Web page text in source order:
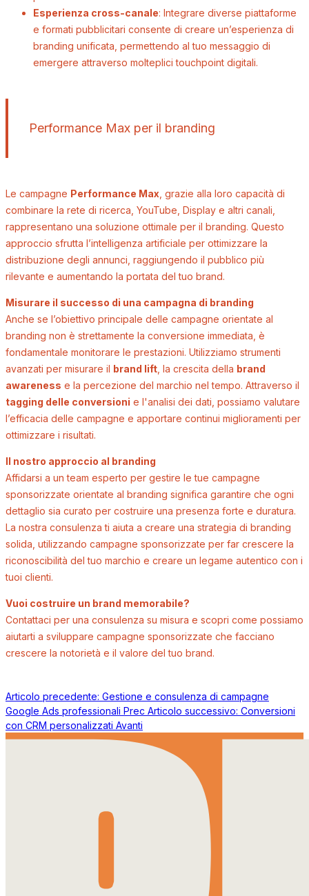
Esperienza cross-canale: Integrare diverse piattaforme
e formati pubblicitari consente di creare un’esperienza di
branding unificata, permettendo al tuo messaggio di
emergere attraverso molteplici touchpoint digitali.
Performance Max per il branding
Le campagne Performance Max , grazie alla loro capacità di
combinare la rete di ricerca, YouTube, Display e altri canali,
rappresentano una soluzione ottimale per il branding. Questo
approccio sfrutta l’intelligenza artificiale per ottimizzare la
distribuzione degli annunci, raggiungendo il pubblico più
rilevante e aumentando la portata del tuo brand.
Misurare il successo di una campagna di branding
Anche se l’obiettivo principale delle campagne orientate al
branding non è strettamente la conversione immediata, è
fondamentale monitorare le prestazioni. Utilizziamo strumenti
avanzati per misurare il brand lift , la crescita della brand
awareness e la percezione del marchio nel tempo. Attraverso il
tagging delle conversioni e l'analisi dei dati, possiamo valutare
l’efficacia delle campagne e apportare continui miglioramenti per
ottimizzare i risultati.
Il nostro approccio al branding
Affidarsi a un team esperto per gestire le tue campagne
sponsorizzate orientate al branding significa garantire che ogni
dettaglio sia curato per costruire una presenza forte e duratura.
La nostra consulenza ti aiuta a creare una strategia di branding
solida, utilizzando campagne sponsorizzate per far crescere la
riconoscibilità del tuo marchio e creare un legame autentico con i
tuoi clienti.
Vuoi costruire un brand memorabile?
Contattaci per una consulenza su misura e scopri come possiamo
aiutarti a sviluppare campagne sponsorizzate che facciano
crescere la notorietà e il valore del tuo brand.
Articolo precedente: Gestione e consulenza di campagne
Google Ads professionali Prec Articolo successivo: Conversioni
con CRM personalizzati Avanti